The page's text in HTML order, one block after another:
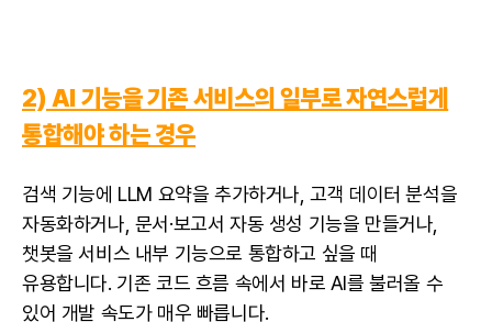
2) AI 기능을 기존 서비스의 일부로 자연스럽게
통합해야 하는 경우
검색 기능에 LLM 요약을 추가하거나, 고객 데이터 분석을
자동화하거나, 문서·보고서 자동 생성 기능을 만들거나,
챗봇을 서비스 내부 기능으로 통합하고 싶을 때
유용합니다. 기존 코드 흐름 속에서 바로 AI를 불러올 수
있어 개발 속도가 매우 빠릅니다.